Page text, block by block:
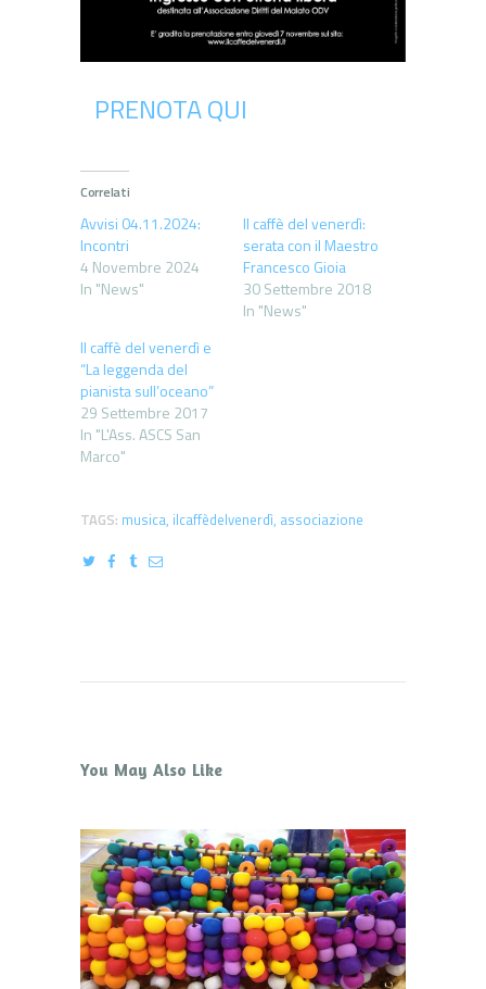
PRENOTA QUI
Correlati
Avvisi 04.11.2024:
Incontri
4 Novembre 2024
In "News"
Il caffè del venerdì:
serata con il Maestro
Francesco Gioia
30 Settembre 2018
In "News"
Il caffè del venerdì e
“La leggenda del
pianista sull’oceano”
29 Settembre 2017
In "L'Ass. ASCS San
Marco"
TAGS: musica, ilcaffèdelvenerdì, associazione
You May Also Like